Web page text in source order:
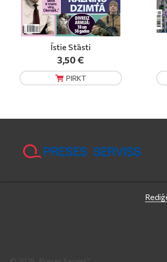
To Be
16,95 €
PIRKT